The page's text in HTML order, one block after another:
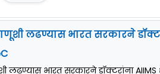
लढण्यास भारत सरकारने
लढण्यास भारत सरकारने डॉक्टरांना